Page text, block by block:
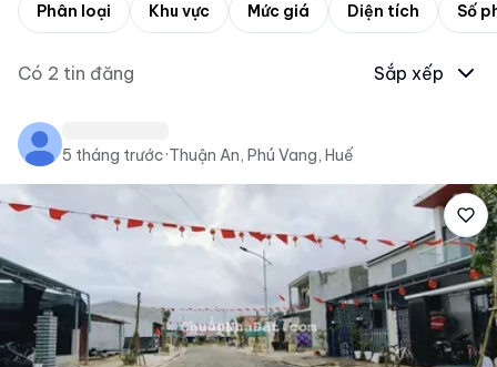
Phân loại Khu vực Mức giá Diện tích Số
Có 2 tin đăng Sắp xếp
5 tháng trước·Thuận An, Phú Vang, Huế